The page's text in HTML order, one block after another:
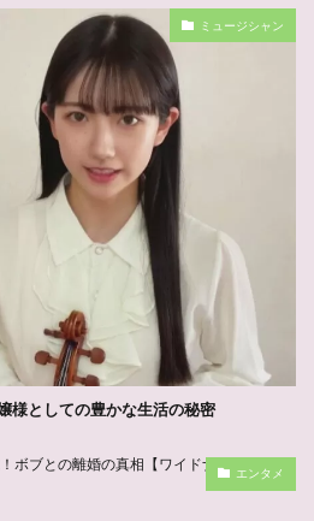
ミュージシャン
様としての豊かな生活の秘密
エンタメ